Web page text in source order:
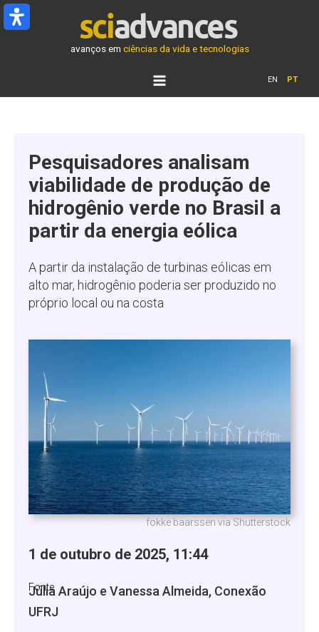
Ir
para
avanços em ciências da vida e tecnologias
EN PT
Pesquisadores analisam
viabilidade de produção de
hidrogênio verde no Brasil a
partir da energia eólica
A partir da instalação de turbinas eólicas em
alto mar, hidrogênio poderia ser produzido no
próprio local ou na costa
fokke baarssen via Shutterstock
1 de outubro de 2025, 11:44
Fonte
Júlia Araújo e Vanessa Almeida, Conexão
UFRJ